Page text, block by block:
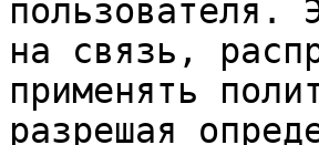
пользователя.
на связь,
применять
разрешая